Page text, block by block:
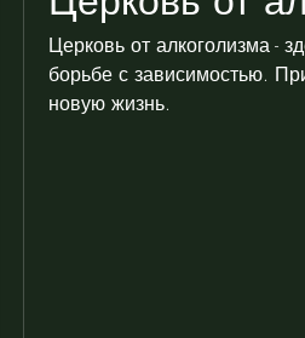
Церковь от алкоголизма -
борьбе с зависимостью.
новую жизнь.